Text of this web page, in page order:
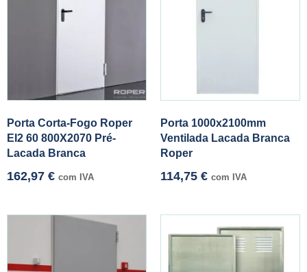
Porta Corta-Fogo Roper
EI2 60 800X2070 Pré-
Lacada Branca
162,97 € com IVA
Porta 1000x2100mm
Ventilada Lacada Branca
Roper
114,75 € com IVA